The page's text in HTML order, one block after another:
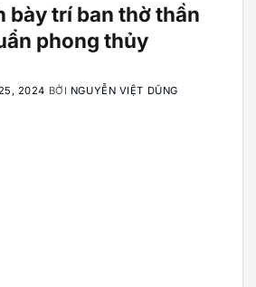
bày trí ban thờ thần
phong thủy
2024 BỞI NGUYỄN VIỆT DŨNG